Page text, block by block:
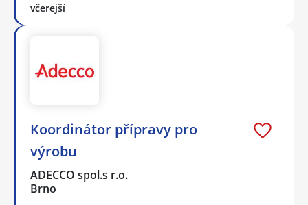
včerejší
Koordinátor přípravy pro
výrobu
ADECCO spol.s r.o.
Brno